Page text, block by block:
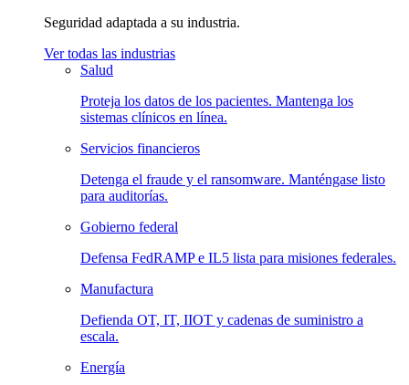
Seguridad adaptada a su industria.
Ver todas las industrias
Salud
Proteja los datos de los pacientes. Mantenga los
sistemas clínicos en línea.
Servicios financieros
Detenga el fraude y el ransomware. Manténgase listo
para auditorías.
Gobierno federal
Defensa FedRAMP e IL5 lista para misiones federales.
Manufactura
Defienda OT, IT, IIOT y cadenas de suministro a
escala.
Energía